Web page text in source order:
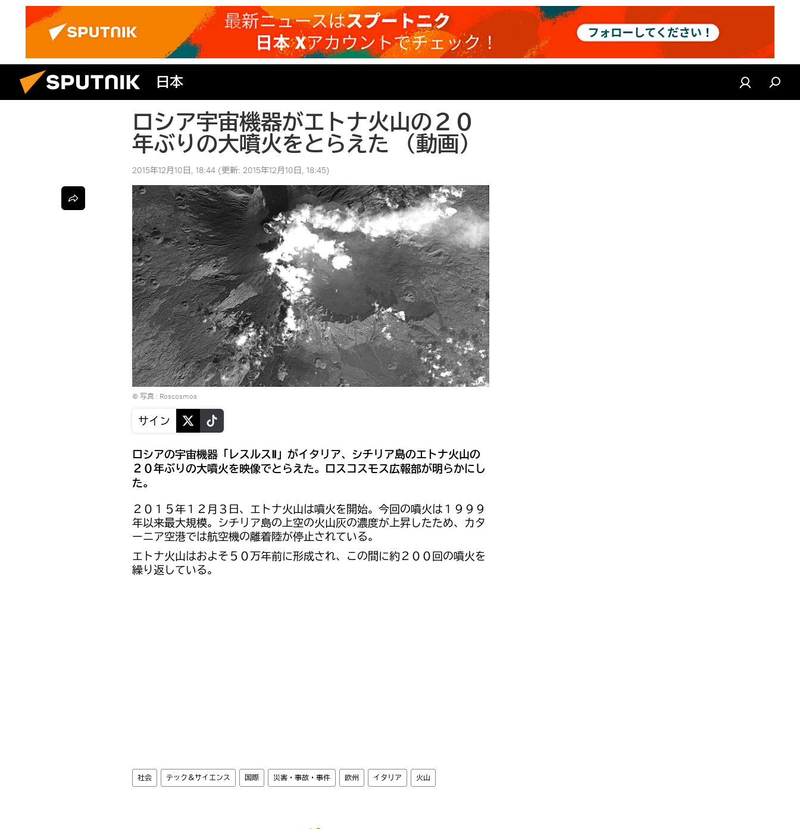
日本
ロシア宇宙機器がエトナ火山の２０
年ぶりの大噴火をとらえた （動画）
2015年12月10日, 18:44 (更新: 2015年12月10日, 18:45)
© 写真 : Roscosmos
サイン
ロシアの宇宙機器「レスルスⅡ」がイタリア、シチリア島のエトナ火山の
２０年ぶりの大噴火を映像でとらえた。ロスコスモス広報部が明らかにし
た。
２０１５年１２月３日、エトナ火山は噴火を開始。今回の噴火は１９９９
年以来最大規模。シチリア島の上空の火山灰の濃度が上昇したため、カタ
ーニア空港では航空機の離着陸が停止されている。
エトナ火山はおよそ５０万年前に形成され、この間に約２００回の噴火を
繰り返している。
社会 テック＆サイエンス 国際 災害・事故・事件 欧州 イタリア 火山